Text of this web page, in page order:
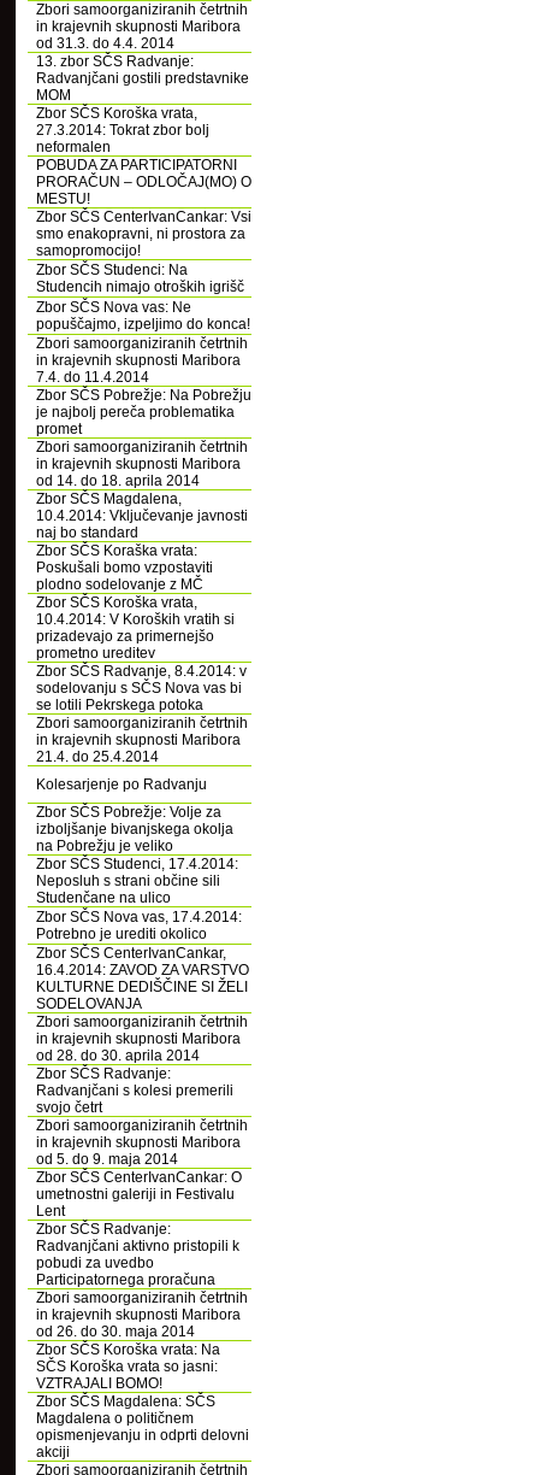
Zbori samoorganiziranih četrtnih
in krajevnih skupnosti Maribora
od 31.3. do 4.4. 2014
13. zbor SČS Radvanje:
Radvanjčani gostili predstavnike
MOM
Zbor SČS Koroška vrata,
27.3.2014: Tokrat zbor bolj
neformalen
POBUDA ZA PARTICIPATORNI
PRORAČUN – ODLOČAJ(MO) O
MESTU!
Zbor SČS CenterIvanCankar: Vsi
smo enakopravni, ni prostora za
samopromocijo!
Zbor SČS Studenci: Na
Studencih nimajo otroških igrišč
Zbor SČS Nova vas: Ne
popuščajmo, izpeljimo do konca!
Zbori samoorganiziranih četrtnih
in krajevnih skupnosti Maribora
7.4. do 11.4.2014
Zbor SČS Pobrežje: Na Pobrežju
je najbolj pereča problematika
promet
Zbori samoorganiziranih četrtnih
in krajevnih skupnosti Maribora
od 14. do 18. aprila 2014
Zbor SČS Magdalena,
10.4.2014: Vključevanje javnosti
naj bo standard
Zbor SČS Koraška vrata:
Poskušali bomo vzpostaviti
plodno sodelovanje z MČ
Zbor SČS Koroška vrata,
10.4.2014: V Koroških vratih si
prizadevajo za primernejšo
prometno ureditev
Zbor SČS Radvanje, 8.4.2014: v
sodelovanju s SČS Nova vas bi
se lotili Pekrskega potoka
Zbori samoorganiziranih četrtnih
in krajevnih skupnosti Maribora
21.4. do 25.4.2014
Kolesarjenje po Radvanju
Zbor SČS Pobrežje: Volje za
izboljšanje bivanjskega okolja
na Pobrežju je veliko
Zbor SČS Studenci, 17.4.2014:
Neposluh s strani občine sili
Studenčane na ulico
Zbor SČS Nova vas, 17.4.2014:
Potrebno je urediti okolico
Zbor SČS CenterIvanCankar,
16.4.2014: ZAVOD ZA VARSTVO
KULTURNE DEDIŠČINE SI ŽELI
SODELOVANJA
Zbori samoorganiziranih četrtnih
in krajevnih skupnosti Maribora
od 28. do 30. aprila 2014
Zbor SČS Radvanje:
Radvanjčani s kolesi premerili
svojo četrt
Zbori samoorganiziranih četrtnih
in krajevnih skupnosti Maribora
od 5. do 9. maja 2014
Zbor SČS CenterIvanCankar: O
umetnostni galeriji in Festivalu
Lent
Zbor SČS Radvanje:
Radvanjčani aktivno pristopili k
pobudi za uvedbo
Participatornega proračuna
Zbori samoorganiziranih četrtnih
in krajevnih skupnosti Maribora
od 26. do 30. maja 2014
Zbor SČS Koroška vrata: Na
SČS Koroška vrata so jasni:
VZTRAJALI BOMO!
Zbor SČS Magdalena: SČS
Magdalena o političnem
opismenjevanju in odprti delovni
akciji
Zbori samoorganiziranih četrtnih